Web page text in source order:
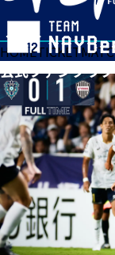
HOMETICKET